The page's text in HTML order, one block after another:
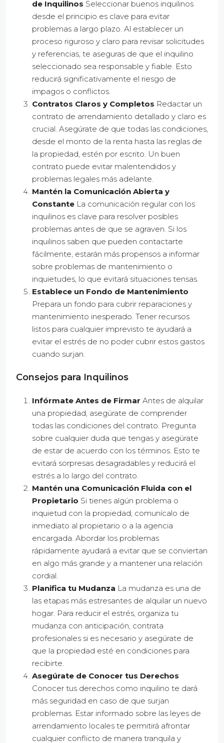
de Inquilinos Seleccionar buenos inquilinos
desde el principio es clave para evitar
problemas a largo plazo. Al establecer un
proceso riguroso y claro para revisar solicitudes
y referencias, te aseguras de que el inquilino
seleccionado sea responsable y fiable. Esto
reducirá significativamente el riesgo de
impagos o conflictos.
Contratos Claros y Completos Redactar un
contrato de arrendamiento detallado y claro es
crucial. Asegúrate de que todas las condiciones,
desde el monto de la renta hasta las reglas de
la propiedad, estén por escrito. Un buen
contrato puede evitar malentendidos y
problemas legales más adelante.
Mantén la Comunicación Abierta y
Constante La comunicación regular con los
inquilinos es clave para resolver posibles
problemas antes de que se agraven. Si los
inquilinos saben que pueden contactarte
fácilmente, estarán más propensos a informar
sobre problemas de mantenimiento o
inquietudes, lo que evitará situaciones tensas.
Establece un Fondo de Mantenimiento
Prepara un fondo para cubrir reparaciones y
mantenimiento inesperado. Tener recursos
listos para cualquier imprevisto te ayudará a
evitar el estrés de no poder cubrir estos gastos
cuando surjan.
Consejos para Inquilinos
Infórmate Antes de Firmar Antes de alquilar
una propiedad, asegúrate de comprender
todas las condiciones del contrato. Pregunta
sobre cualquier duda que tengas y asegúrate
de estar de acuerdo con los términos. Esto te
evitará sorpresas desagradables y reducirá el
estrés a lo largo del contrato.
Mantén una Comunicación Fluida con el
Propietario Si tienes algún problema o
inquietud con la propiedad, comunícalo de
inmediato al propietario o a la agencia
encargada. Abordar los problemas
rápidamente ayudará a evitar que se conviertan
en algo más grande y a mantener una relación
cordial.
Planifica tu Mudanza La mudanza es una de
las etapas más estresantes de alquilar un nuevo
hogar. Para reducir el estrés, organiza tu
mudanza con anticipación, contrata
profesionales si es necesario y asegúrate de
que la propiedad esté en condiciones para
recibirte.
Asegúrate de Conocer tus Derechos
Conocer tus derechos como inquilino te dará
más seguridad en caso de que surjan
problemas. Estar informado sobre las leyes de
arrendamiento locales te permitirá afrontar
cualquier conflicto de manera tranquila y